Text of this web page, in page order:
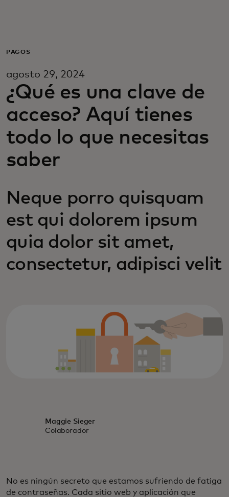
Para empresas
Para el mundo
Para innovadores
Noticias y tendencias
PAGOS
agosto 29, 2024
¿Qué es una clave de
acceso? Aquí tienes
todo lo que necesitas
saber
Neque porro quisquam
est qui dolorem ipsum
quia dolor sit amet,
consectetur, adipisci velit
Maggie Sieger
Colaborador
No es ningún secreto que estamos sufriendo de fatiga
de contraseñas. Cada sitio web y aplicación que